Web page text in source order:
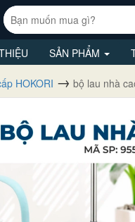
SẢN PHẨM
HOKORI bộ lau nhà